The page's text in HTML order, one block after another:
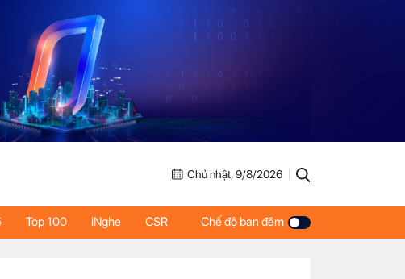
Chủ nhật, 9/8/2026
Top 100 iNghe CSR Chế độ ban đêm